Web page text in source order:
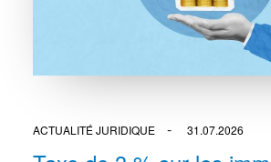
ACTUALITÉ JURIDIQUE 31.07.2026